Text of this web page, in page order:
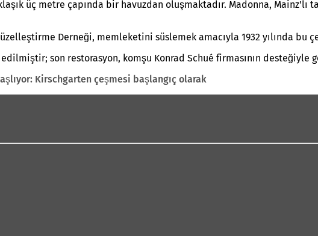
üç metre çapında bir havuzdan oluşmaktadır. Madonna, Mainz'lı
Derneği, memleketini süslemek amacıyla 1932 yılında bu
edilmiştir; son restorasyon, komşu Konrad Schué firmasının
Kirschgarten çeşmesi başlangıç olarak